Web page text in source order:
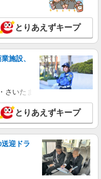
詳細を見る
イルショップの携帯販売ス
322,000円 試用期間あり 6
験・能力による 【試用
〜 322000 円
ンモール座間店 神奈川県座
イオンモール
詳細を見る
とりあえずキープ
施設、
さいたま市岩槻区・久喜市・
とりあえずキープ
迎ドラ